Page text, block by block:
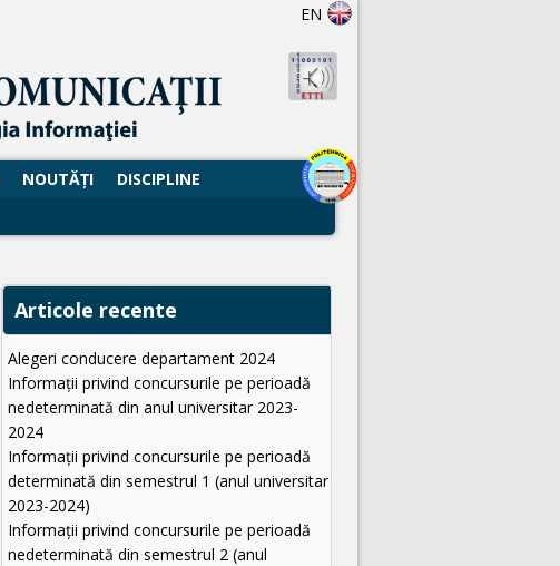
EN
NOUTĂŢI
DISCIPLINE
Articole recente
Alegeri conducere departament 2024
Informații privind concursurile pe perioadă
nedeterminată din anul universitar 2023-
2024
Informații privind concursurile pe perioadă
determinată din semestrul 1 (anul universitar
2023-2024)
Informații privind concursurile pe perioadă
nedeterminată din semestrul 2 (anul